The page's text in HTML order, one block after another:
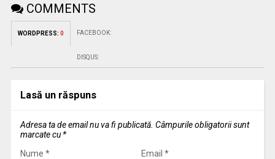
COMMENTS
WORDPRESS: 0 FACEBOOK:
DISQUS:
Lasă un răspuns
Adresa ta de email nu va fi publicată. Câmpurile obligatorii sunt
marcate cu *
Nume * Email *